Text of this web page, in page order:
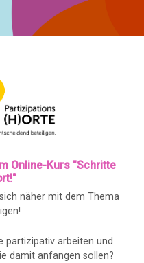
Online-Kurs "Schritte
näher mit dem Thema
partizipativ arbeiten und
damit anfangen sollen?